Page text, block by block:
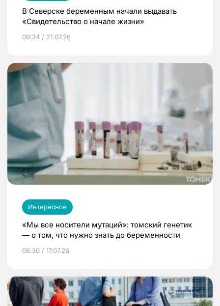
В Северске беременным начали выдавать
«Свидетельство о начале жизни»
09:34 / 21.07.26
Интересное
«Мы все носители мутаций»: томский генетик
— о том, что нужно знать до беременности
08:30 / 17.07.26